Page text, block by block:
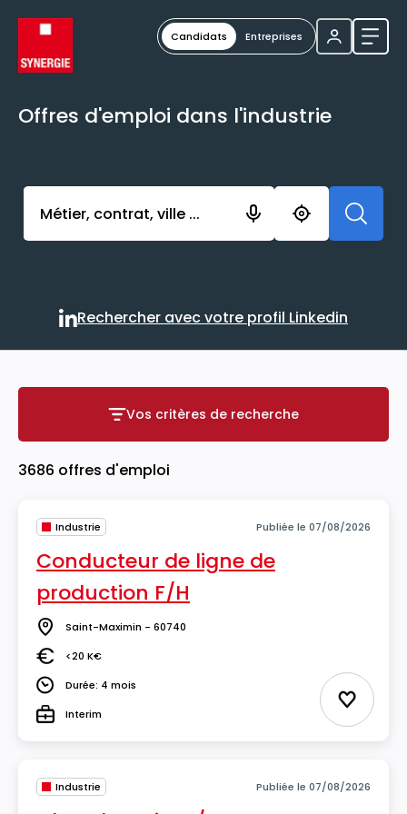
Candidats Entreprises
Offres d'emploi dans l'industrie
Activer l’élément pour lancer l’enregistrement.
Rechercher avec votre
Rechercher avec votre profil Linkedin
Vos critères de recherche
Vos critères de recherche
3686 offres d'emploi
Industrie Publiée le 07/08/2026
Conducteur de ligne de
production F/H
Lieu Saint-Maximin - 60740
Salaire<20 K€
DuréeDurée: 4 mois
TypeInterim Ajouter
Industrie Publiée le 07/08/2026